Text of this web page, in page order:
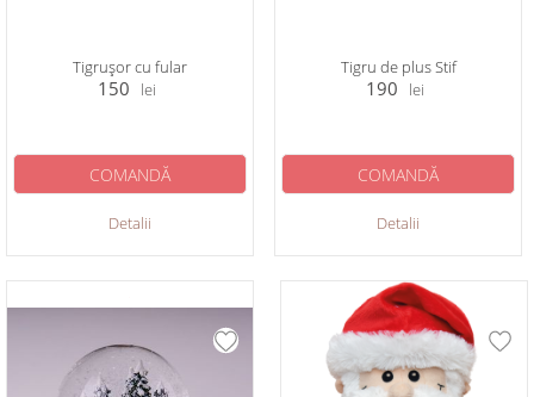
Tigrușor cu fular
150 lei
Detalii
COMANDĂ
Tigru de plus Stif
190 lei
Detalii
COMANDĂ